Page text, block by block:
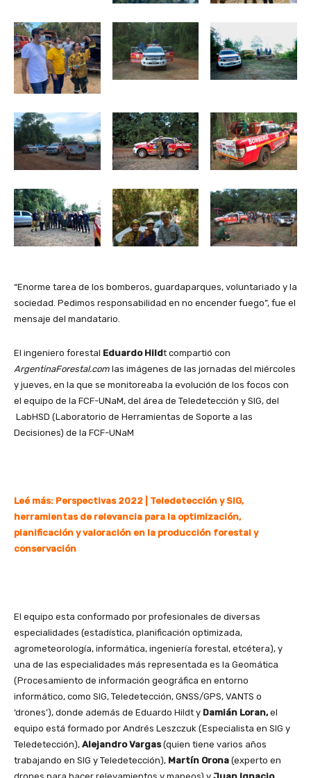
“Enorme tarea de los bomberos, guardaparques, voluntariado y la
sociedad. Pedimos responsabilidad en no encender fuego”, fue el
mensaje del mandatario.
El ingeniero forestal Eduardo Hildt compartió con
ArgentinaForestal.com las imágenes de las jornadas del miércoles
y jueves, en la que se monitoreaba la evolución de los focos con
el equipo de la FCF-UNaM, del área de Teledetección y SIG, del
LabHSD (Laboratorio de Herramientas de Soporte a las
Decisiones) de la FCF-UNaM
Leé más: Perspectivas 2022 | Teledetección y SIG,
herramientas de relevancia para la optimización,
planificación y valoración en la producción forestal y
conservación
El equipo esta conformado por profesionales de diversas
especialidades (estadística, planificación optimizada,
agrometeorología, informática, ingeniería forestal, etcétera), y
una de las especialidades más representada es la Geomática
(Procesamiento de información geográfica en entorno
informático, como SIG, Teledetección, GNSS/GPS, VANTS o
‘drones’), donde además de Eduardo Hildt y Damián Loran,el
equipo está formado por Andrés Leszczuk (Especialista en SIG y
Teledetección), Alejandro Vargas(quien tiene varios años
trabajando en SIG y Teledetección), Martín Orona (experto en